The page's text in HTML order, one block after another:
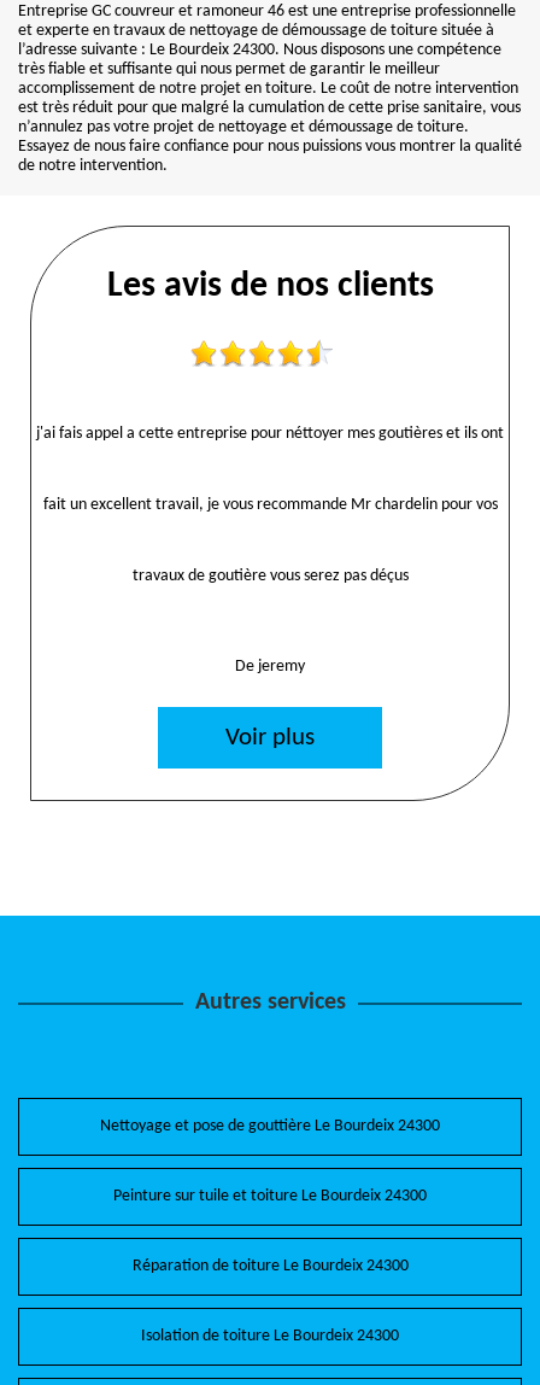
Entreprise GC couvreur et ramoneur 46 est une entreprise professionnelle
et experte en travaux de nettoyage de démoussage de toiture située à
l’adresse suivante : Le Bourdeix 24300. Nous disposons une compétence
très fiable et suffisante qui nous permet de garantir le meilleur
accomplissement de notre projet en toiture. Le coût de notre intervention
est très réduit pour que malgré la cumulation de cette prise sanitaire, vous
n’annulez pas votre projet de nettoyage et démoussage de toiture.
Essayez de nous faire confiance pour nous puissions vous montrer la qualité
de notre intervention.
Les avis de nos clients
j'ai fais appel a cette entreprise pour néttoyer mes goutières et ils ont
fait un excellent travail, je vous recommande Mr chardelin pour vos
travaux de goutière vous serez pas déçus
De jeremy
Voir plus
Autres services
Nettoyage et pose de gouttière Le Bourdeix 24300
Peinture sur tuile et toiture Le Bourdeix 24300
Réparation de toiture Le Bourdeix 24300
Isolation de toiture Le Bourdeix 24300